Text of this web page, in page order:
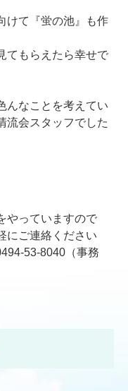
けて『蛍の池』も作
てもらえたら幸せで
んなことを考えてい
流会スタッフでした
やっていますので
にご連絡ください
53-8040（事務